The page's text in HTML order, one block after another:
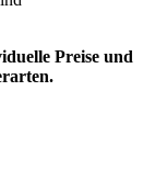
Preise und